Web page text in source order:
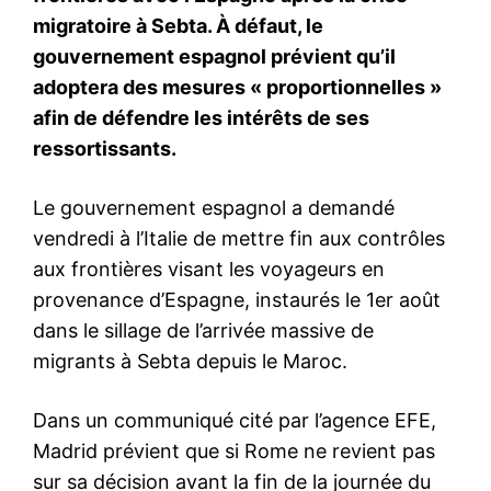
Mon compte
Related
Qui est Igor Belyaev le nouvel
Maroc
2 July 2026
In "Corps diplomatique"
Moscou évacue les familles
de ses diplomates depuis les
Émirats arabes unis
24 February 2026
avion russe, Moscou
demande des explications |
L’intelligence de l’information
L’ambassade russe en Suisse